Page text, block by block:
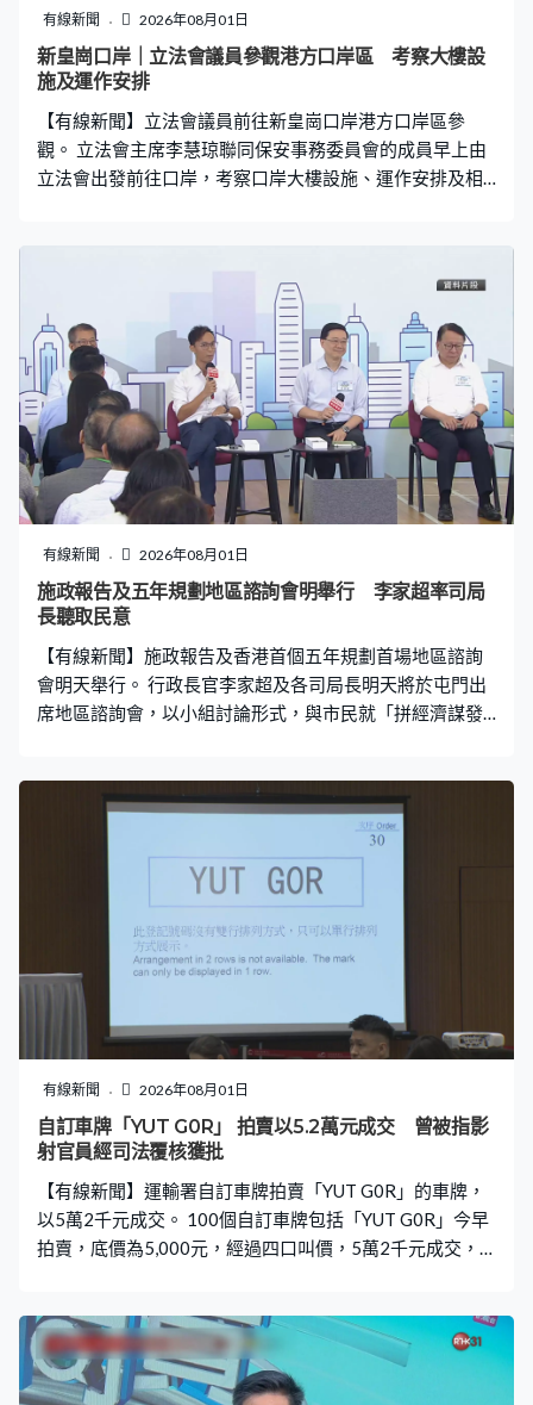
有線新聞 2026年08月01日
新皇崗口岸｜立法會議員參觀港方口岸區 考察大樓設
施及運作安排
【有線新聞】立法會議員前往新皇崗口岸港方口岸區參
觀。 立法會主席李慧琼聯同保安事務委員會的成員早上由
立法會出發前往口岸，考察口岸大樓設施、運作安排及相
有線新聞 2026年08月01日
施政報告及五年規劃地區諮詢會明舉行 李家超率司局
長聽取民意
【有線新聞】施政報告及香港首個五年規劃首場地區諮詢
會明天舉行。 行政長官李家超及各司局長明天將於屯門出
席地區諮詢會，以小組討論形式，與市民就「拼經濟謀發
有線新聞 2026年08月01日
自訂車牌「YUT G0R」 拍賣以5.2萬元成交 曾被指影
射官員經司法覆核獲批
【有線新聞】運輸署自訂車牌拍賣「YUT G0R」的車牌，
以5萬2千元成交。 100個自訂車牌包括「YUT G0R」今早
拍賣，底價為5,000元，經過四口叫價，5萬2千元成交，
為影射某政府部門首長的俗稱，巿民其後入稟申請司法覆
核。未開庭前，運輸署重新考慮行使酌情權批出車牌。